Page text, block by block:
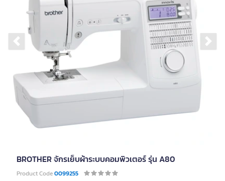
Previous slide
BROTHER จักรเย็บผ้าระบบคอมพิวเตอร์ รุ่น A80
Product Code0099255